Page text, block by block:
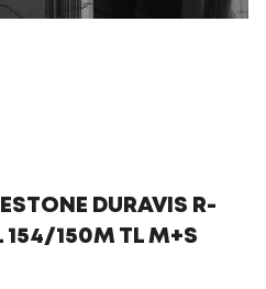
DURAVIS R-
154/150M TL M+S